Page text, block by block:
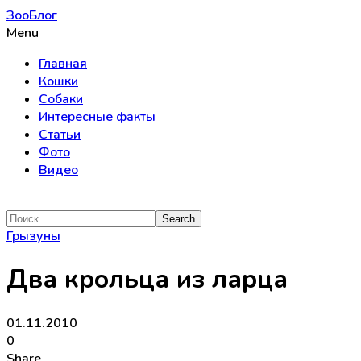
ЗооБлог
Menu
Главная
Кошки
Собаки
Интересные факты
Статьи
Фото
Видео
Грызуны
Два крольца из ларца
01.11.2010
0